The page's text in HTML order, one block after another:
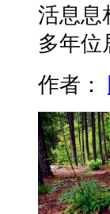
活息息
多年
作者：